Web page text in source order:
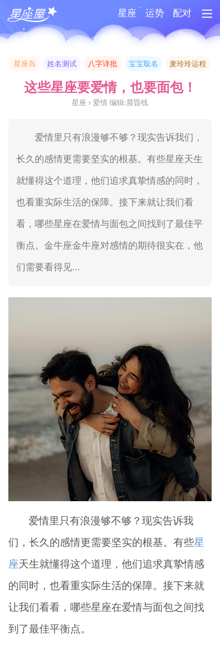
星座 运势 配对
星座岛 姓名测试 八字详批 宝宝取名 麦玲玲运程
这些星座要爱情，也要面包！
星座 › 爱情 编辑:晨昏线
爱情里只有浪漫够不够？现实告诉我们，
长久的感情更需要坚实的根基。有些星座天生
就懂得这个道理，他们追求真挚情感的同时，
也看重实际生活的保障。接下来就让我们看
看，哪些星座在爱情与面包之间找到了最佳平
衡点。金牛座金牛座对感情的期待很实在，他
们需要看得见...
爱情里只有浪漫够不够？现实告诉我
们，长久的感情更需要坚实的根基。有些星
座天生就懂得这个道理，他们追求真挚情感
的同时，也看重实际生活的保障。接下来就
让我们看看，哪些星座在爱情与面包之间找
到了最佳平衡点。